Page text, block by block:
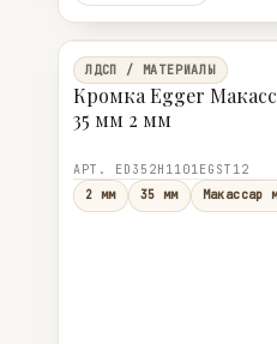
ЛДСП / МАТЕРИАЛЫ
Кромка Egger
35 мм 2 мм
АРТ. ED352Н1101EGST12
2 мм
35 мм Макассар